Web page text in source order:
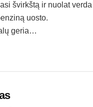
švirkštą ir nuolat
uosto.
geria…